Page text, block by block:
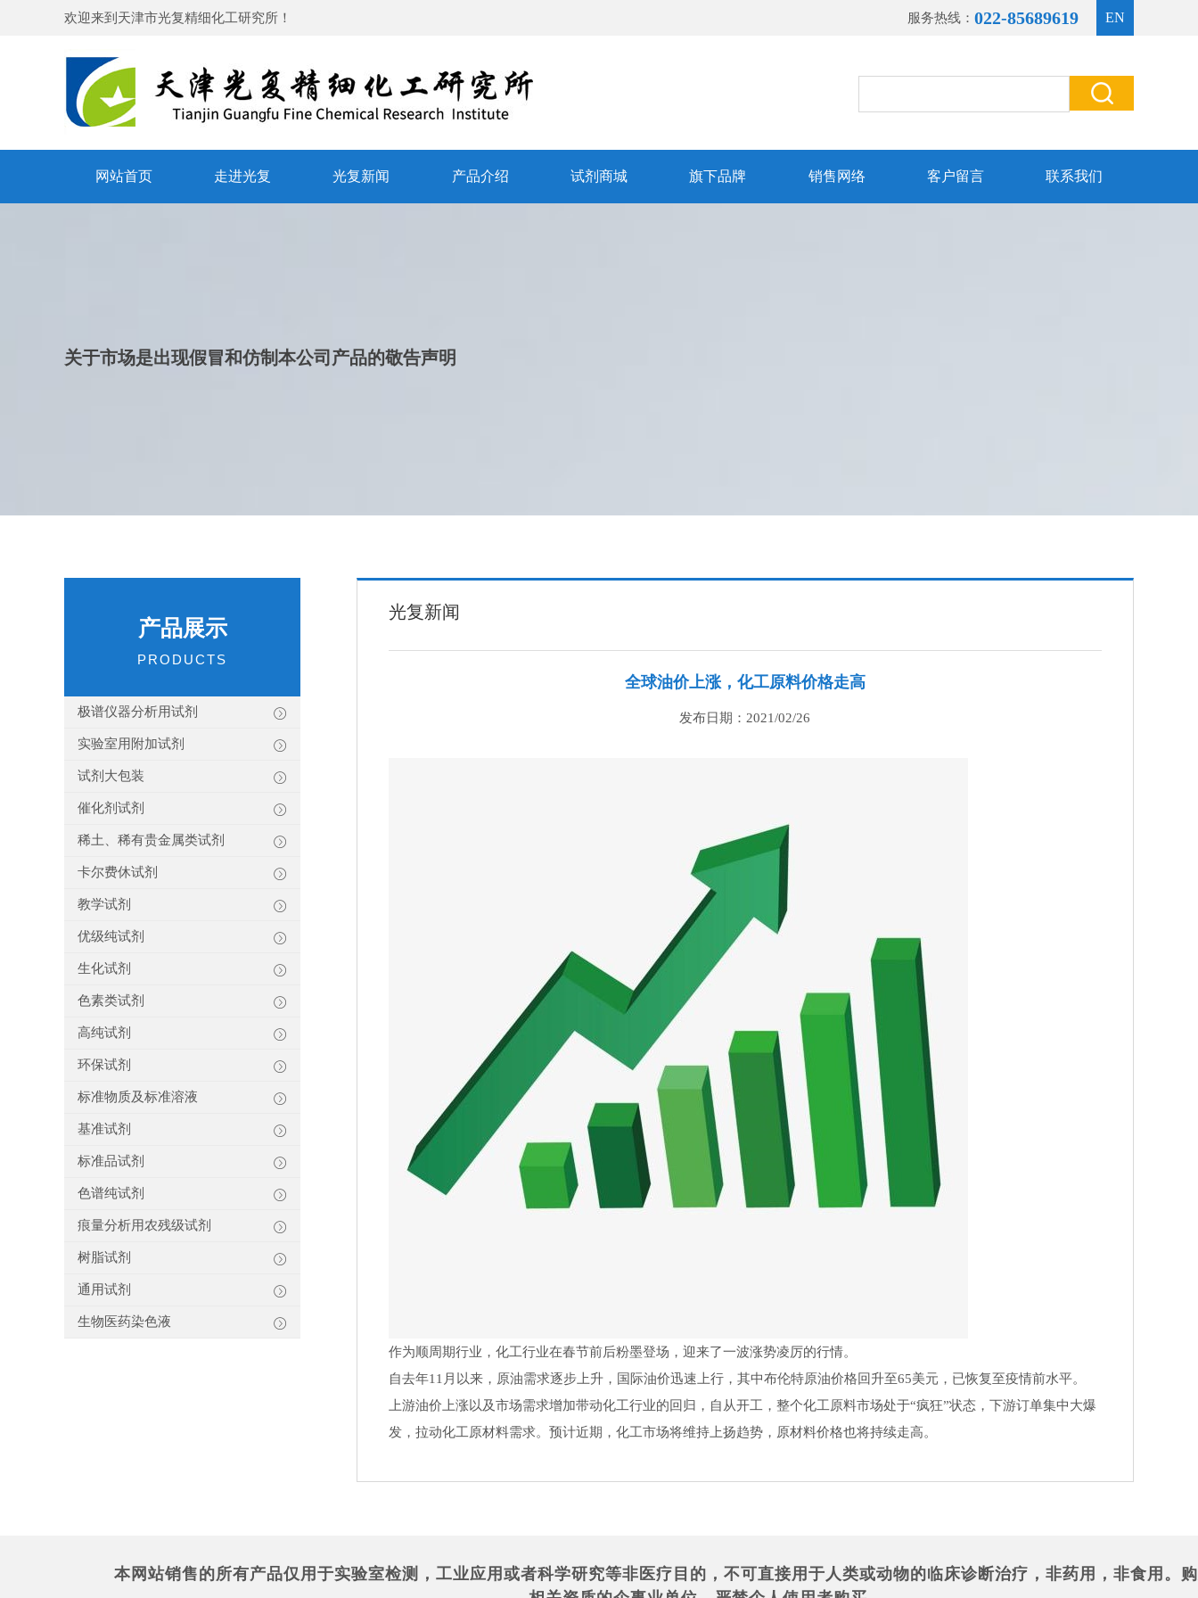
欢迎来到 天津市光复精细化工研究所 ！ 服务热线： 022-85689619 EN
网站首页 走进光复 光复新闻 产品介绍 试剂商城 旗下品牌 销售网络 客户留言 联系我们
关于市场是出现假冒和仿制本公司产品的敬告声明
产品展示
PRODUCTS
极谱仪器分析用试剂
实验室用附加试剂
试剂大包装
催化剂试剂
稀土、稀有贵金属类试剂
卡尔费休试剂
教学试剂
优级纯试剂
生化试剂
色素类试剂
高纯试剂
环保试剂
标准物质及标准溶液
基准试剂
标准品试剂
色谱纯试剂
痕量分析用农残级试剂
树脂试剂
通用试剂
生物医药染色液
光复新闻
全球油价上涨，化工原料价格走高
发布日期：2021/02/26
作为顺周期行业，化工行业在春节前后粉墨登场，迎来了一波涨势凌厉的行情。
自去年11月以来，原油需求逐步上升，国际油价迅速上行，其中布伦特原油价格回升至65美元，已恢复至疫情前水平。
上游油价上涨以及市场需求增加带动化工行业的回归，自从开工，整个化工原料市场处于“疯狂”状态，下游订单集中大爆
发，拉动化工原材料需求。预计近期，化工市场将维持上扬趋势，原材料价格也将持续走高。
本网站销售的所有产品仅用于实验室检测，工业应用或者科学研究等非医疗目的，不可直接用于人类或动物的临床诊断治疗，非药用，非食用。